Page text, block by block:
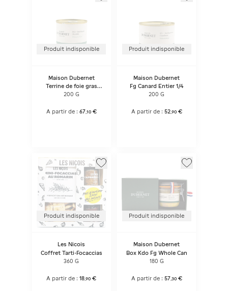
Produit indisponible
Maison Dubernet
Terrine de foie gras
d'oie entier mi-cuit
200 G
A partir de : 67,10 €
Produit indisponible
Maison Dubernet
Fg Canard Entier 1/4
200 G
A partir de : 52,90 €
Produit indisponible
Les Nicois
Coffret Tarti-Focaccias
360 G
A partir de :18,90 €
Produit indisponible
Maison Dubernet
Box Kdo Fg Whole Can
180 G
A partir de : 57,30 €